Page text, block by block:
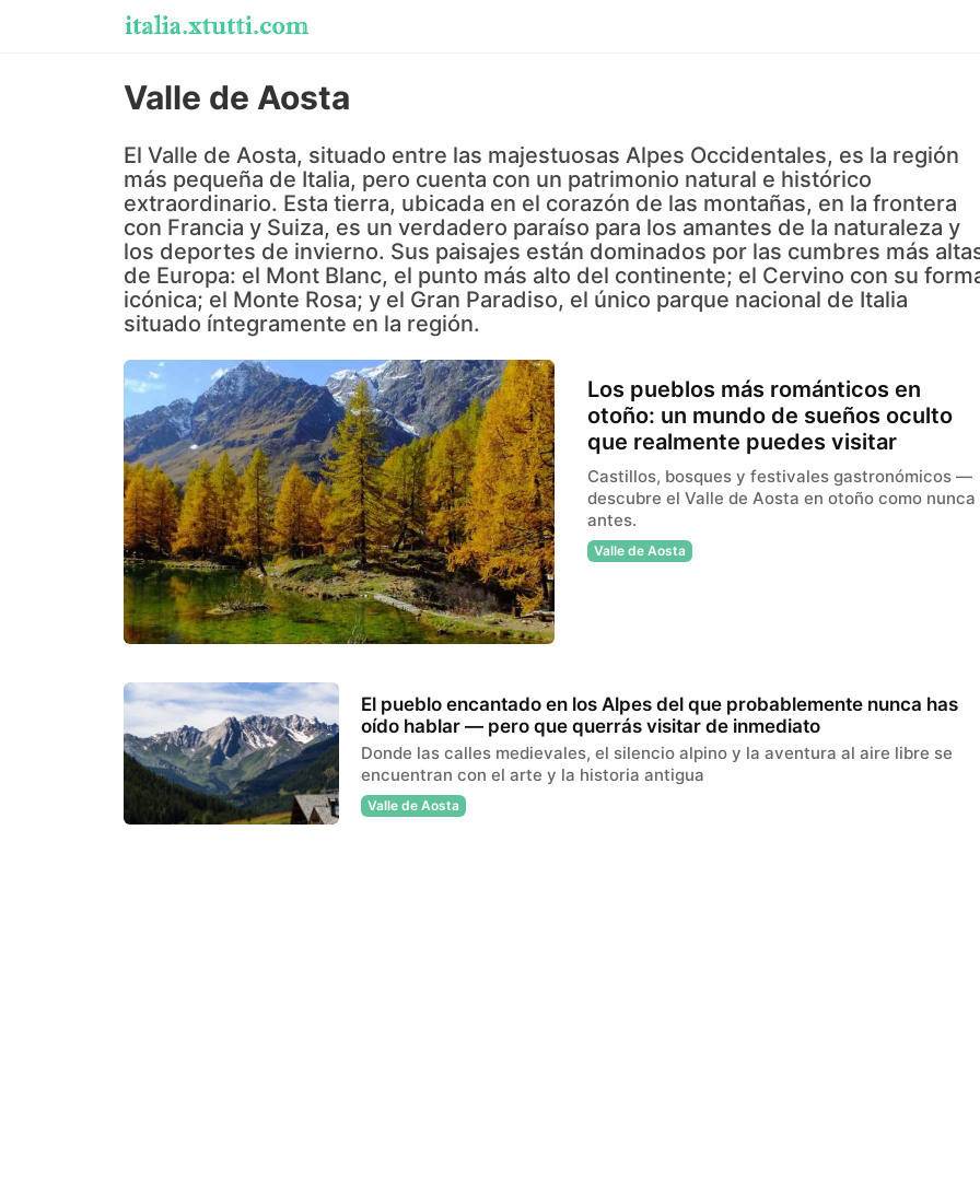
Valle de Aosta
El Valle de Aosta, situado entre las majestuosas Alpes Occidentales, es la región
más pequeña de Italia, pero cuenta con un patrimonio natural e histórico
extraordinario. Esta tierra, ubicada en el corazón de las montañas, en la frontera
con Francia y Suiza, es un verdadero paraíso para los amantes de la naturaleza y
los deportes de invierno. Sus paisajes están dominados por las cumbres más
de Europa: el Mont Blanc, el punto más alto del continente; el Cervino con su
icónica; el Monte Rosa; y el Gran Paradiso, el único parque nacional de Italia
situado íntegramente en la región.
Los pueblos más románticos en
otoño: un mundo de sueños oculto
que realmente puedes visitar
Castillos, bosques y festivales gastronómicos —
descubre el Valle de Aosta en otoño como nunca
antes.
Valle de Aosta
El pueblo encantado en los Alpes del que probablemente nunca has
oído hablar — pero que querrás visitar de inmediato
Donde las calles medievales, el silencio alpino y la aventura al aire libre se
encuentran con el arte y la historia antigua
Valle de Aosta